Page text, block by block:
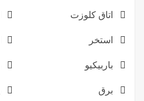
اتاق کلوزت
استخر
باربیکیو
برق